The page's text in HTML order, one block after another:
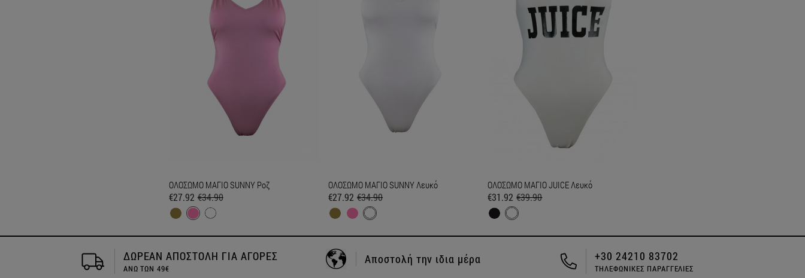
ΟΛΟΣΩΜΟ ΜΑΓΙΟ SUNNY Ροζ
€27.92 €34.90
ΟΛΟΣΩΜΟ ΜΑΓΙΟ SUNNY Λευκό
€27.92 €34.90
ΟΛΟΣΩΜΟ ΜΑΓΙΟ JUICE Λευκό
€31.92 €39.90
Αποστολή την ιδια μέρα +30 24210 83702
ΤΗΛΕΦΩΝΙΚΕΣ ΠΑΡΑΓΓΕΛΙΕΣ
ΔΩΡΕΑΝ ΑΠΟΣΤΟΛΗ ΓΙΑ ΑΓΟΡΕΣ
ΑΝΩ ΤΩΝ 49€